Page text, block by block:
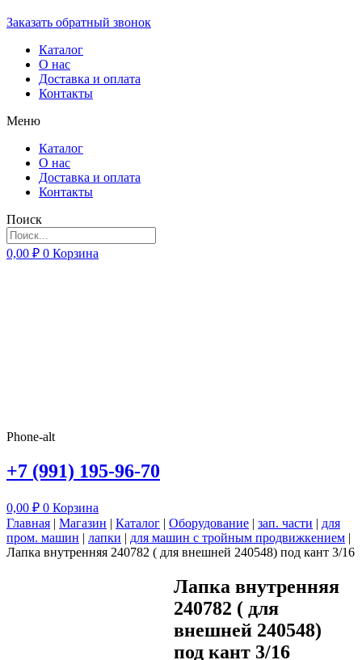
Заказать обратный звонок
Каталог
О нас
Доставка и оплата
Контакты
Меню
Каталог
О нас
Доставка и оплата
Контакты
Поиск
0,00 ₽ 0 Корзина
Phone-alt
+7 (991) 195-96-70
0,00 ₽ 0 Корзина
Главная | Магазин | Каталог | Оборудование | зап. части | для
пром. машин | лапки | для машин с тройным продвижкением |
Лапка внутренняя 240782 ( для внешней 240548) под кант 3/16
Лапка внутренняя
240782 ( для
внешней 240548)
под кант 3/16